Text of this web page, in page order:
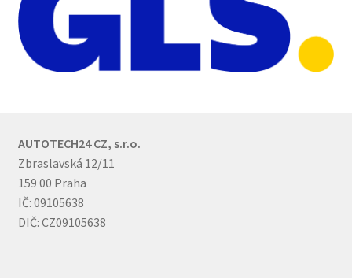
AUTOTECH24 CZ, s.r.o.
Zbraslavská 12/11
159 00 Praha
IČ: 09105638
DIČ: CZ09105638